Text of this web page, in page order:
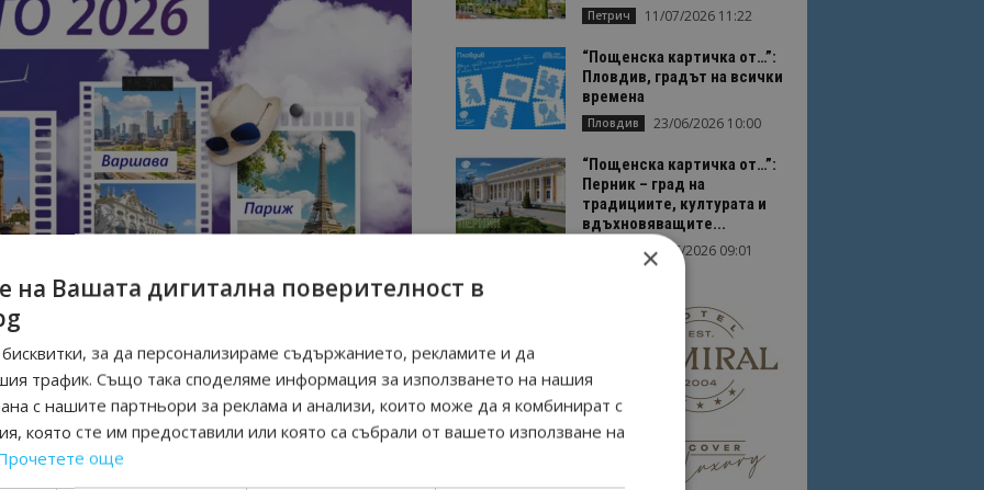
Петрич 11/07/2026 11:22
“Пощенска картичка от…”:
Пловдив, градът на всички
времена
Пловдив 23/06/2026 10:00
“Пощенска картичка от…”:
Перник – град на
традициите, културата и
вдъхновяващите...
17/06/2026 09:01
×
на Вашата дигитална поверителност в
за да персонализираме съдържанието, рекламите и да
трафик. Също така споделяме информация за използването на нашия
с нашите партньори за реклама и анализи, които може да я комбинират с
която сте им предоставили или която са събрали от вашето използване на
още